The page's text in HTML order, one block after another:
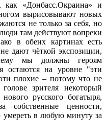
«Донбасс.Окраина» и
вырисовывают новых
не только за себя, но
там действуют вопреки
в обеих картинах есть
дают чёткой экспозиции,
мы должны героям
остаются на уровне "эти
плохие – потому что не
зрителя некоторый
русского богатыря,
собственные ценности,
умереть в любую минуту за